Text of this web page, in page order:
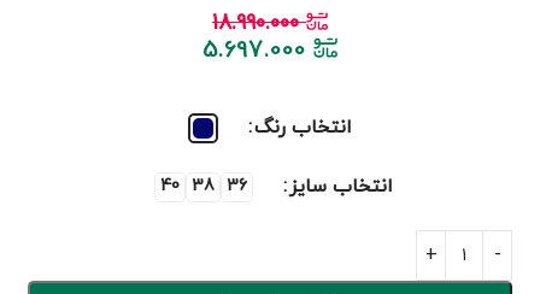
18.990.000
5.697.000
انتخاب رنگ
انتخاب سایز 36
38
40